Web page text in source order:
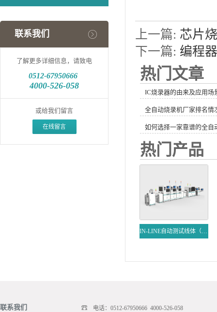
联系我们
了解更多详细信息，请致电
0512-67950666
4000-526-058
或给我们留言
在线留言
上一篇: 芯片
下一篇: 编程
热门文章
IC烧录器的由来及应用场
全自动烧录机厂家排名情
如何选择一家靠谱的全自
热门产品
IN-LINE自动测试线体（双通道）
联系我们 电话：0512-67950666 4000-526-058